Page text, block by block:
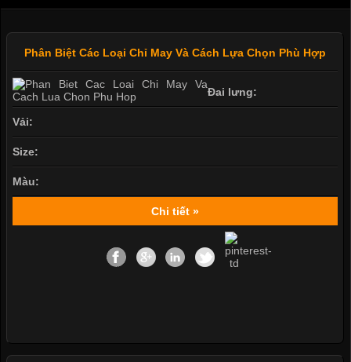
Phân Biệt Các Loại Chỉ May Và Cách Lựa Chọn Phù Hợp
Đai lưng:
Vải:
Size:
Màu:
Chi tiết »